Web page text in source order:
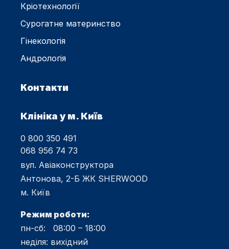
Кріотехнології
Сурогатне материнство
Гінекологія
Андрологія
Контакти
Клініка у м. Київ
0 800 350 491
068 956 74 73
вул. Авіаконструктора
Антонова, 2-Б ЖК SHERWOOD
м. Київ
Режим роботи:
пн-сб: 08:00 – 18:00
неділя: вихідний